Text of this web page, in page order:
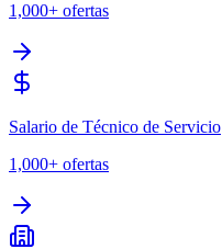
1,000+ ofertas
Salario de Técnico de Servicio
1,000+ ofertas